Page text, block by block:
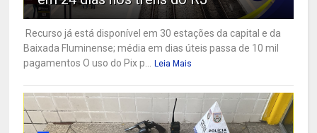
Recurso já está disponível em 30 estações da capital e da
Baixada Fluminense; média em dias úteis passa de 10 mil
pagamentos O uso do Pix p...
Leia Mais